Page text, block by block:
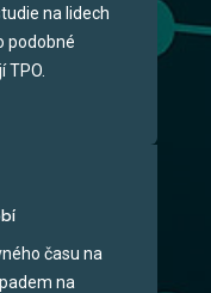
na lidech
podobné
TPO.
času na
na